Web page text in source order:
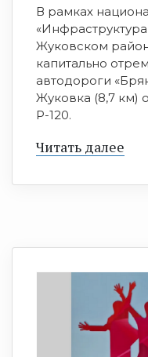
В рамках
Жуковском
капитально
автодороги
Жуковка (8,7 км)
Р-120.
Читать далее